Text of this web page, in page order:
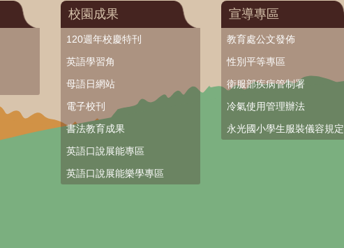
校園成果
120週年校慶特刊
英語學習角
母語日網站
電子校刊
書法教育成果
英語口說展能專區
英語口說展能樂學專區
宣導專區
教育處公文發佈
性別平等專區
衛服部疾病管制署
冷氣使用管理辦法
永光國小學生服裝儀容規定